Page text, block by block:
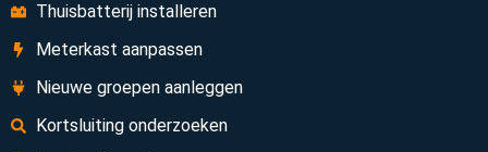
Thuisbatterij installeren
Meterkast aanpassen
Nieuwe groepen aanleggen
Kortsluiting onderzoeken